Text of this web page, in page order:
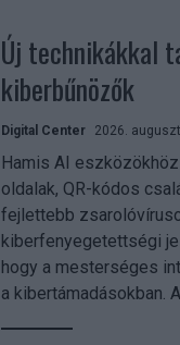
Új technikákkal
kiberbűnözők
Digital Center 2026.
Hamis AI
oldalak, QR-kódos
fejlettebb
kiberfenyegetettségi
hogy a mesterséges
a kibertámadásokban.